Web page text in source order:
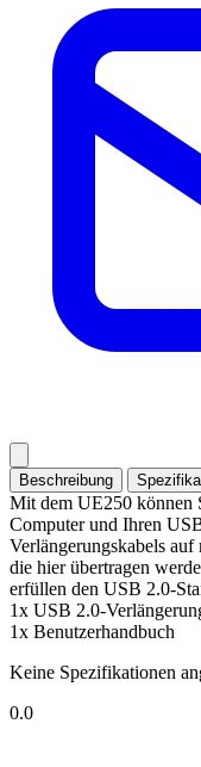
Beschreibung
Mit dem UE250 können
Computer und Ihren
Verlängerungskabels
die hier übertragen
erfüllen den USB 2.0-
1x USB 2.0-
1x Benutzerhandbuch
Keine Spezifikationen
0.0